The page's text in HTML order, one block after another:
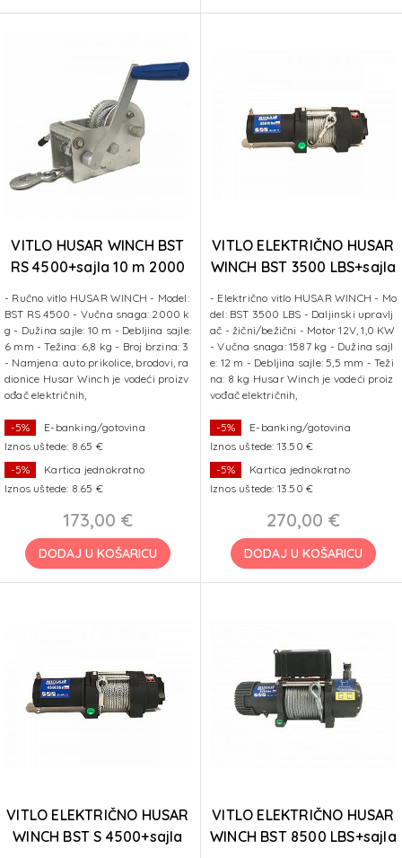
VITLO HUSAR WINCH BST
RS 4500+sajla 10 m 2000
- Ručno vitlo HUSAR WINCH - Model:
BST RS 4500 - Vučna snaga: 2000 k
g - Dužina sajle: 10 m - Debljina sajle:
6 mm - Težina: 6,8 kg - Broj brzina: 3
- Namjena: auto prikolice, brodovi, ra
dionice Husar Winch je vodeći proizv
ođač električnih,
-5%
E-banking/gotovina
Iznos uštede: 8.65 €
-5%
Kartica jednokratno
Iznos uštede: 8.65 €
173,00 €
DODAJ U KOŠARICU
VITLO ELEKTRIČNO HUSAR
WINCH BST 3500 LBS+sajla
- Električno vitlo HUSAR WINCH - Mo
del: BST 3500 LBS - Daljinski upravlj
ač - žični/bežični - Motor 12V, 1,0 KW
- Vučna snaga: 1587 kg - Dužina sajl
e: 12 m - Debljina sajle: 5,5 mm - Teži
na: 8 kg Husar Winch je vodeći proiz
vođač električnih,
-5%
E-banking/gotovina
Iznos uštede: 13.50 €
-5%
Kartica jednokratno
Iznos uštede: 13.50 €
270,00 €
DODAJ U KOŠARICU
VITLO ELEKTRIČNO HUSAR
WINCH BST S 4500+sajla
VITLO ELEKTRIČNO HUSAR
WINCH BST 8500 LBS+sajla